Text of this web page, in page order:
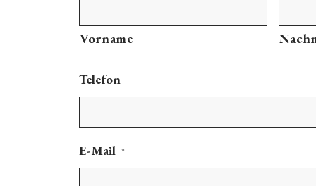
Vorname
Telefon
E-Mail *